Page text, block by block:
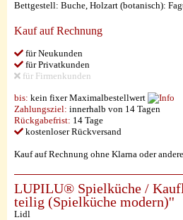
Bettgestell: Buche, Holzart (botanisch):
Kauf auf Rechnung
für Neukunden
für Privatkunden
für Firmenkunden
bis: kein fixer Maximalbestellwert
Zahlungsziel: innerhalb von 14 Tagen
Rückgabefrist: 14 Tage
kostenloser Rückversand
Kauf auf Rechnung ohne Klarna oder
LUPILU® Spielküche /
teilig (Spielküche modern)''
Lidl